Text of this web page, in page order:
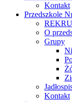
Kontakt
Przedszkole
O
Grupy
Kontakt